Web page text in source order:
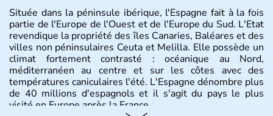
Située dans la péninsule ibérique, l'Espagne fait à la fois
partie de l'Europe de l'Ouest et de l'Europe du Sud. L'Etat
revendique la propriété des îles Canaries, Baléares et des
villes non péninsulaires Ceuta et Melilla. Elle possède un
climat fortement contrasté : océanique au Nord,
méditerranéen au centre et sur les côtes avec des
températures caniculaires l'été. L'Espagne dénombre plus
de 40 millions d'espagnols et il s'agit du pays le plus
visité en Europe après la France.